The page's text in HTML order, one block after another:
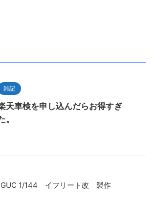
雑記
天車検を申し込んだらお得すぎ
。
1/144 イフリート改 製作